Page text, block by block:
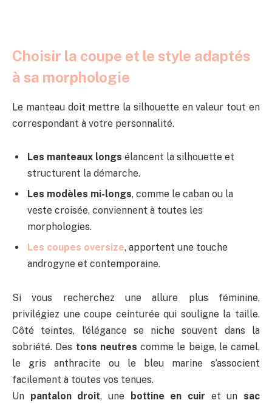
Choisir la coupe et le style adaptés
à sa morphologie
Le manteau doit mettre la silhouette en valeur tout en
correspondant à votre personnalité.
Les manteaux longs élancent la silhouette et
structurent la démarche.
Les modèles mi-longs, comme le caban ou la
veste croisée, conviennent à toutes les
morphologies.
Les coupes oversize, apportent une touche
androgyne et contemporaine.
Si vous recherchez une allure plus féminine,
privilégiez une coupe ceinturée qui souligne la taille.
Côté teintes, l’élégance se niche souvent dans la
sobriété. Des tons neutres comme le beige, le camel,
le gris anthracite ou le bleu marine s’associent
facilement à toutes vos tenues.
Un pantalon droit, une bottine en cuir et unsac